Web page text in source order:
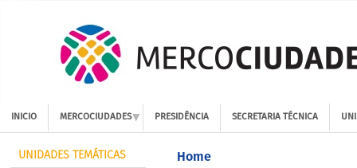
INICIO MERCOCIUDADES PRESIDÊNCIA SECRETARIA TÉCNICA
UNIDADES TEMÁTICAS Home